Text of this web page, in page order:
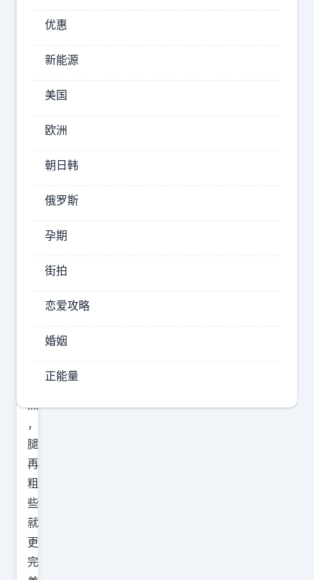
黑
风
，
要
再
点
，
腿
再
粗
些
就
更
完
优惠
新能源
美国
欧洲
朝日韩
俄罗斯
孕期
街拍
恋爱攻略
婚姻
正能量